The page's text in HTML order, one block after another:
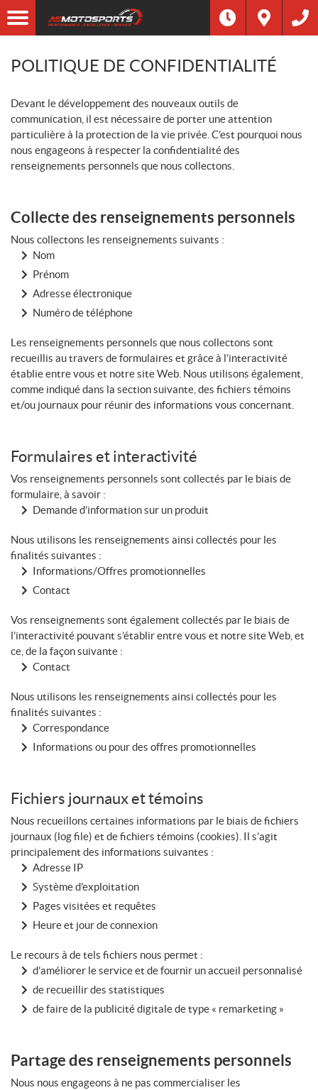
POLITIQUE DE CONFIDENTIALITÉ
Devant le développement des nouveaux outils de
communication, il est nécessaire de porter une attention
particulière à la protection de la vie privée. C’est pourquoi nous
nous engageons à respecter la confidentialité des
renseignements personnels que nous collectons.
Collecte des renseignements personnels
Nous collectons les renseignements suivants :
Nom
Prénom
Adresse électronique
Numéro de téléphone
Les renseignements personnels que nous collectons sont
recueillis au travers de formulaires et grâce à l’interactivité
établie entre vous et notre site Web. Nous utilisons également,
comme indiqué dans la section suivante, des fichiers témoins
et/ou journaux pour réunir des informations vous concernant.
Formulaires et interactivité
Vos renseignements personnels sont collectés par le biais de
formulaire, à savoir :
Demande d’information sur un produit
Nous utilisons les renseignements ainsi collectés pour les
finalités suivantes :
Informations/Offres promotionnelles
Contact
Vos renseignements sont également collectés par le biais de
l’interactivité pouvant s’établir entre vous et notre site Web, et
ce, de la façon suivante :
Contact
Nous utilisons les renseignements ainsi collectés pour les
finalités suivantes :
Correspondance
Informations ou pour des offres promotionnelles
Fichiers journaux et témoins
Nous recueillons certaines informations par le biais de fichiers
journaux (log file) et de fichiers témoins (cookies). Il s’agit
principalement des informations suivantes :
Adresse IP
Système d’exploitation
Pages visitées et requêtes
Heure et jour de connexion
Le recours à de tels fichiers nous permet :
d’améliorer le service et de fournir un accueil personnalisé
de recueillir des statistiques
de faire de la publicité digitale de type « remarketing »
Partage des renseignements personnels
Nous nous engageons à ne pas commercialiser les